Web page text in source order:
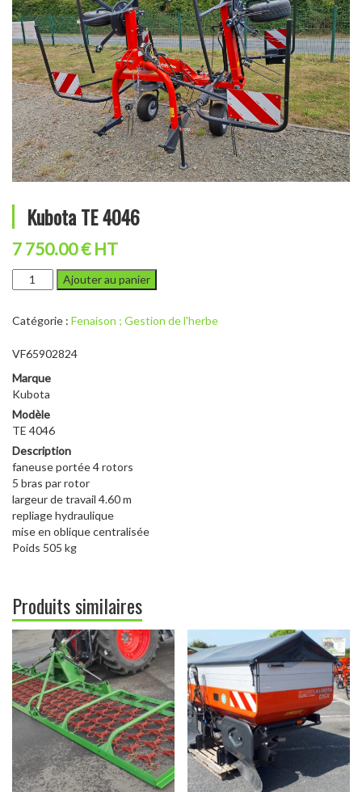
Kubota TE 4046
7 750.00 € HT
quantité
de
TE
Ajouter au panier
Catégorie : Fenaison ; Gestion de l'herbe
VF65902824
Marque
Kubota
Modèle
TE 4046
Description
faneuse portée 4 rotors
5 bras par rotor
largeur de travail 4.60 m
repliage hydraulique
mise en oblique centralisée
Poids 505 kg
Produits similaires